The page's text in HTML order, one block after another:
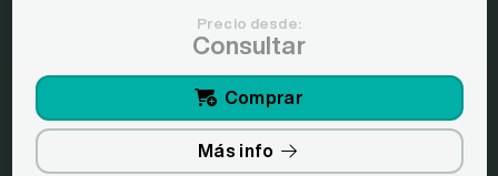
Precio desde:
Consultar
Comprar
Más info